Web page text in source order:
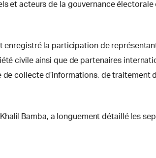
et acteurs de la gouvernance électorale
enregistré la participation de
civile ainsi que de partenaires
collecte d’informations, de traitement
Bamba, a longuement détaillé les